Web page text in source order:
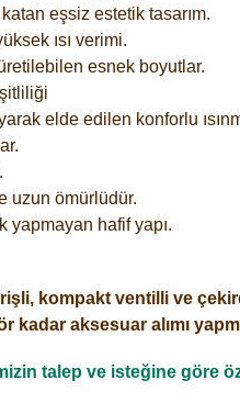
eşsiz estetik tasarım.
ısı verimi.
esnek boyutlar.
elde edilen konforlu
uzun ömürlüdür.
yapmayan hafif yapı.
kompakt ventilli ve
kadar aksesuar alımı
talep ve isteğine göre